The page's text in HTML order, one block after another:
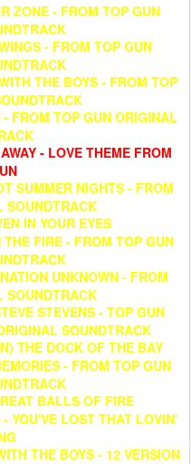
ZONE - FROM TOP GUN
- FROM TOP GUN
THE BOYS - FROM TOP
FROM TOP GUN ORIGINAL
- LOVE THEME FROM
SUMMER NIGHTS - FROM
SOUNDTRACK
IN YOUR EYES
FIRE - FROM TOP GUN
UNKNOWN - FROM
SOUNDTRACK
STEVENS - TOP GUN
SOUNDTRACK
THE DOCK OF THE BAY
- FROM TOP GUN
BALLS OF FIRE
YOU'VE LOST THAT LOVIN'
THE BOYS - 12 VERSION